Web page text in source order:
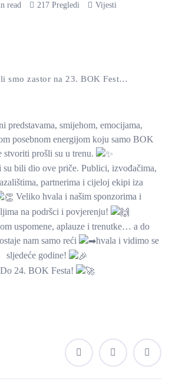
read 217 Pregledi Vijesti
smo zastor na 23. BOK Fest…
predstavama, smijehom, emocijama,
posebnom energijom koju samo BOK
stvoriti prošli su u trenu.
bili dio ove priče. Publici, izvođačima,
partnerima i cijeloj ekipi iza
Veliko hvala i našim sponzorima i
na podršci i povjerenju!
uspomene, aplauze i trenutke… a do
nam samo reći
hvala i vidimo se
sljedeće godine!
Do 24. BOK Festa!